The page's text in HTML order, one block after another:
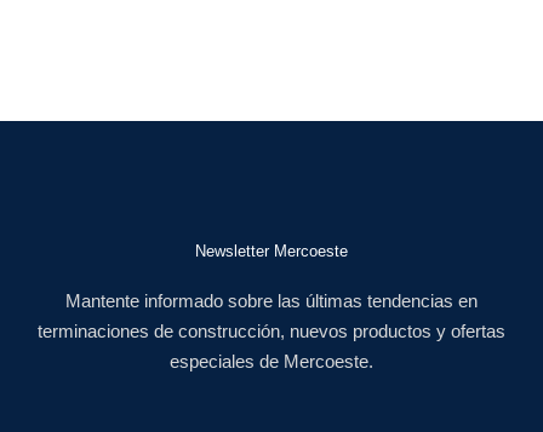
Newsletter Mercoeste
Mantente informado sobre las últimas tendencias en
terminaciones de construcción, nuevos productos y ofertas
especiales de Mercoeste.